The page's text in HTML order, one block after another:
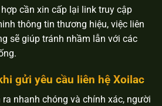
cần xin cấp lại link truy cập
thông tin thương hiệu, việc liên
sẽ giúp tránh nhầm lẫn với các
gửi yêu cầu liên hệ Xoilac
nhanh chóng và chính xác, người